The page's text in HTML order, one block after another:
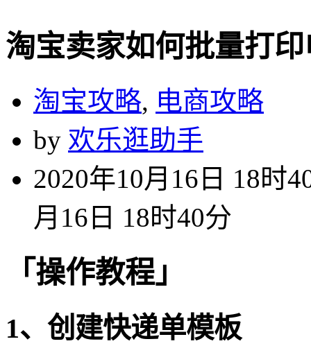
淘宝卖家如何批量打
淘宝攻略, 电商攻略
by 欢乐逛助手
2020年10月16日 18时
月16日 18时40分
「操作教程」
1、创建快递单模板